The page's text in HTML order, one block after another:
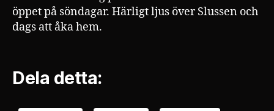
öppet på söndagar. Härligt ljus över Slussen och
dags att åka hem.
Dela detta: